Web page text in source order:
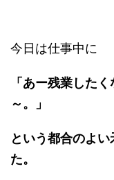
今日は仕事中に
「あー残業した
～。」
という都合のよ
た。